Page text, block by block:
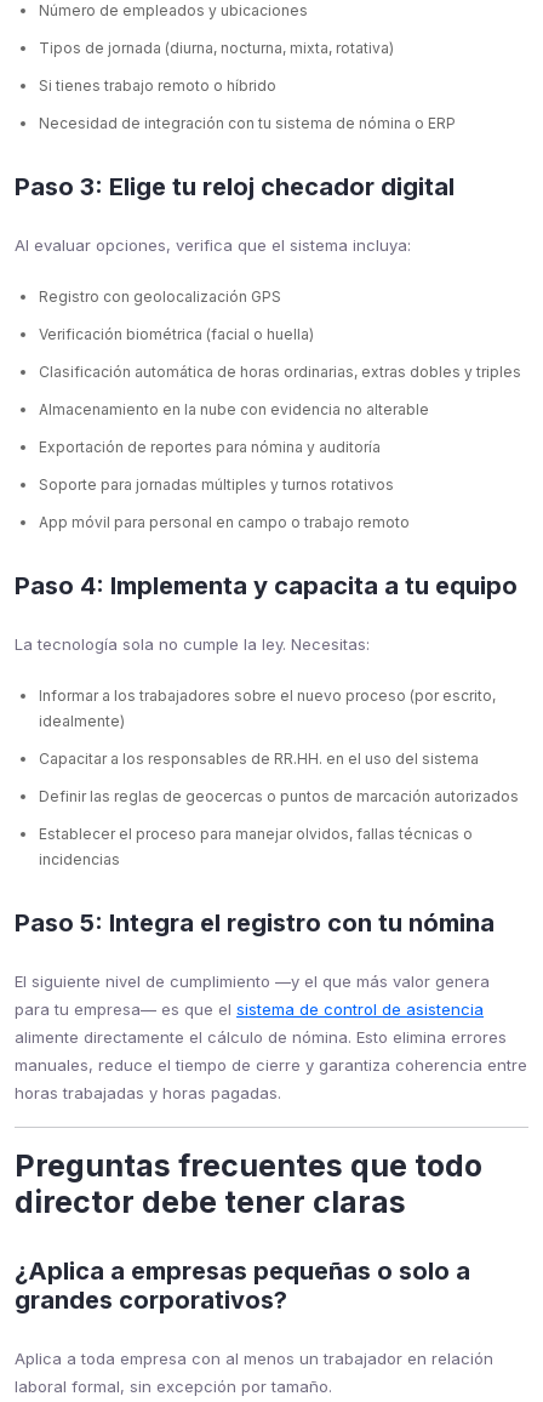
Número de empleados y ubicaciones
Tipos de jornada (diurna, nocturna, mixta, rotativa)
Si tienes trabajo remoto o híbrido
Necesidad de integración con tu sistema de nómina o ERP
Paso 3: Elige tu reloj checador digital
Al evaluar opciones, verifica que el sistema incluya:
Registro con geolocalización GPS
Verificación biométrica (facial o huella)
Clasificación automática de horas ordinarias, extras dobles y triples
Almacenamiento en la nube con evidencia no alterable
Exportación de reportes para nómina y auditoría
Soporte para jornadas múltiples y turnos rotativos
App móvil para personal en campo o trabajo remoto
Paso 4: Implementa y capacita a tu equipo
La tecnología sola no cumple la ley. Necesitas:
Informar a los trabajadores sobre el nuevo proceso (por escrito,
idealmente)
Capacitar a los responsables de RR.HH. en el uso del sistema
Definir las reglas de geocercas o puntos de marcación autorizados
Establecer el proceso para manejar olvidos, fallas técnicas o
incidencias
Paso 5: Integra el registro con tu nómina
El siguiente nivel de cumplimiento —y el que más valor genera
para tu empresa— es que el sistema de control de asistencia
alimente directamente el cálculo de nómina. Esto elimina errores
manuales, reduce el tiempo de cierre y garantiza coherencia entre
horas trabajadas y horas pagadas.
Preguntas frecuentes que todo
director debe tener claras
¿Aplica a empresas pequeñas o solo a
grandes corporativos?
Aplica a toda empresa con al menos un trabajador en relación
laboral formal, sin excepción por tamaño.